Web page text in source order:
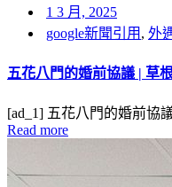
1 3 月, 2025
google新聞引用 , 外
五花八門的婚前協議 | 草
[ad_1] 五花八門的婚前協
Read more